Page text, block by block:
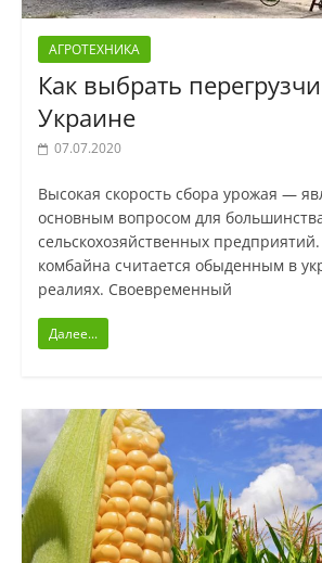
АГРОТЕХНИКА
Как выбрать
Украине
07.07.2020
Высокая скорость сбора урожая —
основным вопросом для
сельскохозяйственных
комбайна считается обыденным в
реалиях. Своевременный
Далее...